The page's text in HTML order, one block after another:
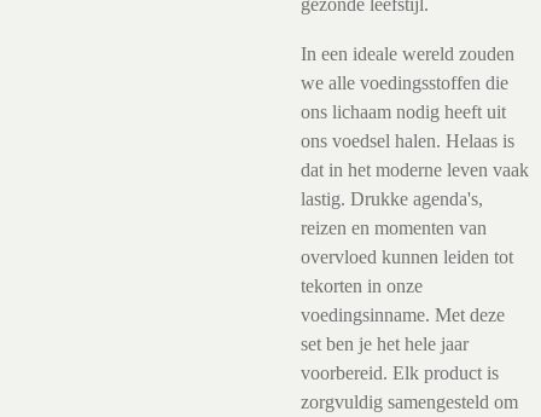
gezonde leefstijl.
In een ideale wereld zouden
we alle voedingsstoffen die
ons lichaam nodig heeft uit
ons voedsel halen. Helaas is
dat in het moderne leven vaak
lastig. Drukke agenda's,
reizen en momenten van
overvloed kunnen leiden tot
tekorten in onze
voedingsinname. Met deze
set ben je het hele jaar
voorbereid. Elk product is
zorgvuldig samengesteld om